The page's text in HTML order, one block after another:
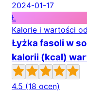
2024-01-17
Ł
Kalorie i wartości
Łyżka fasoli w
kalorii (kcal)
4.5 (18 ocen)